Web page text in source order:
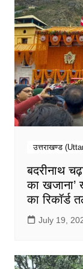
उत्तराखण्ड
बदरीनाथ
का खजाना’
का रिकॉर्ड
July 19,